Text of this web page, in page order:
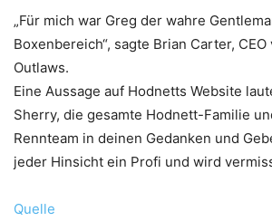
„Für mich war Greg der wahre
Boxenbereich“, sagte Brian Carter,
Outlaws.
Eine Aussage auf Hodnetts Website
Sherry, die gesamte Hodnett-Familie
Rennteam in deinen Gedanken und
jeder Hinsicht ein Profi und wird
Quelle